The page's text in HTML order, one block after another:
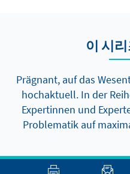
aber zumindest zwei
kurzfristig politisch
이 시
Prägnant, auf das
hochaktuell. In der
Expertinnen und
Problematik auf